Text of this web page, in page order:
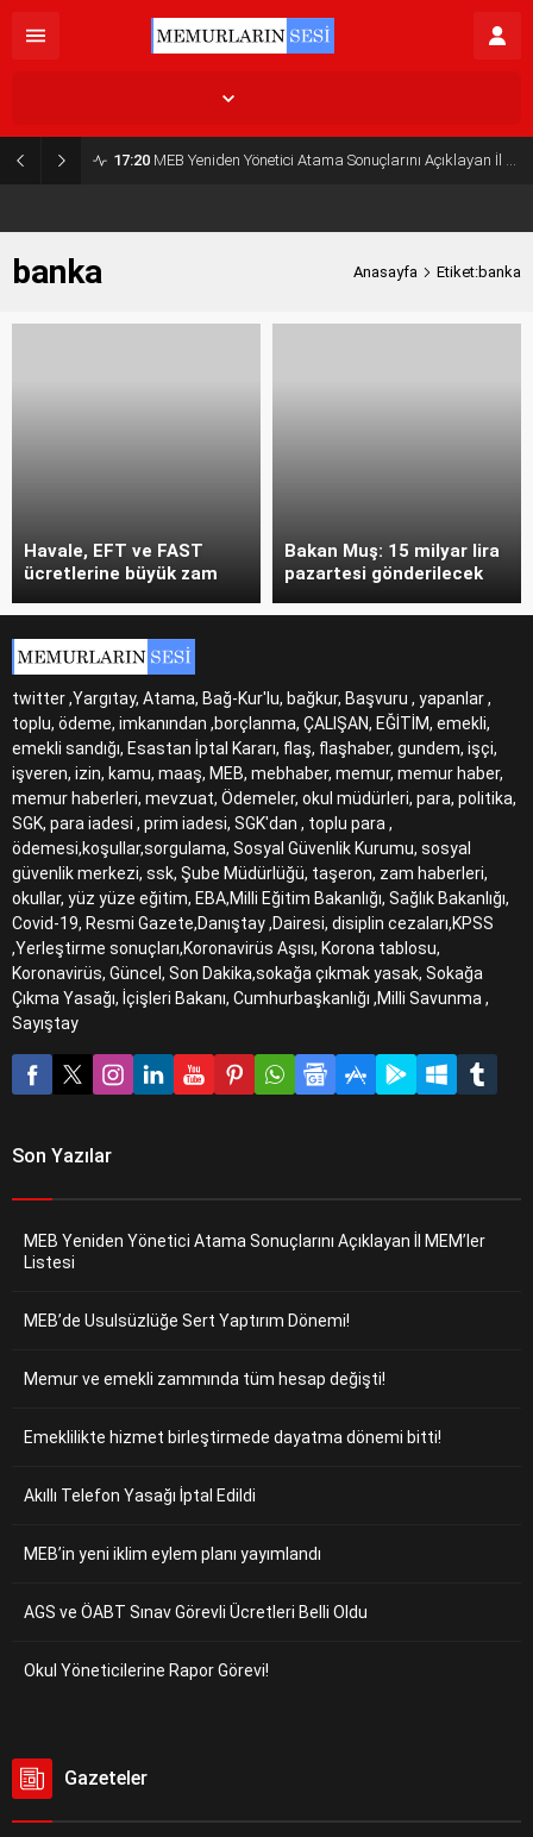
17:20 MEB Yeniden Yönetici Atama Sonuçlarını Açıklayan İl MEM’ler Listesi
banka Anasayfa Etiket:banka
Havale, EFT ve FAST
ücretlerine büyük zam
Bakan Muş: 15 milyar lira
pazartesi gönderilecek
twitter ,Yargıtay, Atama, Bağ-Kur'lu, bağkur, Başvuru , yapanlar ,
toplu, ödeme, imkanından ,borçlanma, ÇALIŞAN, EĞİTİM, emekli,
emekli sandığı, Esastan İptal Kararı, flaş, flaşhaber, gundem, işçi,
işveren, izin, kamu, maaş, MEB, mebhaber, memur, memur haber,
memur haberleri, mevzuat, Ödemeler, okul müdürleri, para, politika,
SGK, para iadesi , prim iadesi, SGK'dan , toplu para ,
ödemesi,koşullar,sorgulama, Sosyal Güvenlik Kurumu, sosyal
güvenlik merkezi, ssk, Şube Müdürlüğü, taşeron, zam haberleri,
okullar, yüz yüze eğitim, EBA,Milli Eğitim Bakanlığı, Sağlık Bakanlığı,
Covid-19, Resmi Gazete,Danıştay ,Dairesi, disiplin cezaları,KPSS
,Yerleştirme sonuçları,Koronavirüs Aşısı, Korona tablosu,
Koronavirüs, Güncel, Son Dakika,sokağa çıkmak yasak, Sokağa
Çıkma Yasağı, İçişleri Bakanı, Cumhurbaşkanlığı ,Milli Savunma ,
Sayıştay
Son Yazılar
MEB Yeniden Yönetici Atama Sonuçlarını Açıklayan İl MEM’ler
Listesi
MEB’de Usulsüzlüğe Sert Yaptırım Dönemi!
Memur ve emekli zammında tüm hesap değişti!
Emeklilikte hizmet birleştirmede dayatma dönemi bitti!
Akıllı Telefon Yasağı İptal Edildi
MEB’in yeni iklim eylem planı yayımlandı
AGS ve ÖABT Sınav Görevli Ücretleri Belli Oldu
Okul Yöneticilerine Rapor Görevi!
Gazeteler